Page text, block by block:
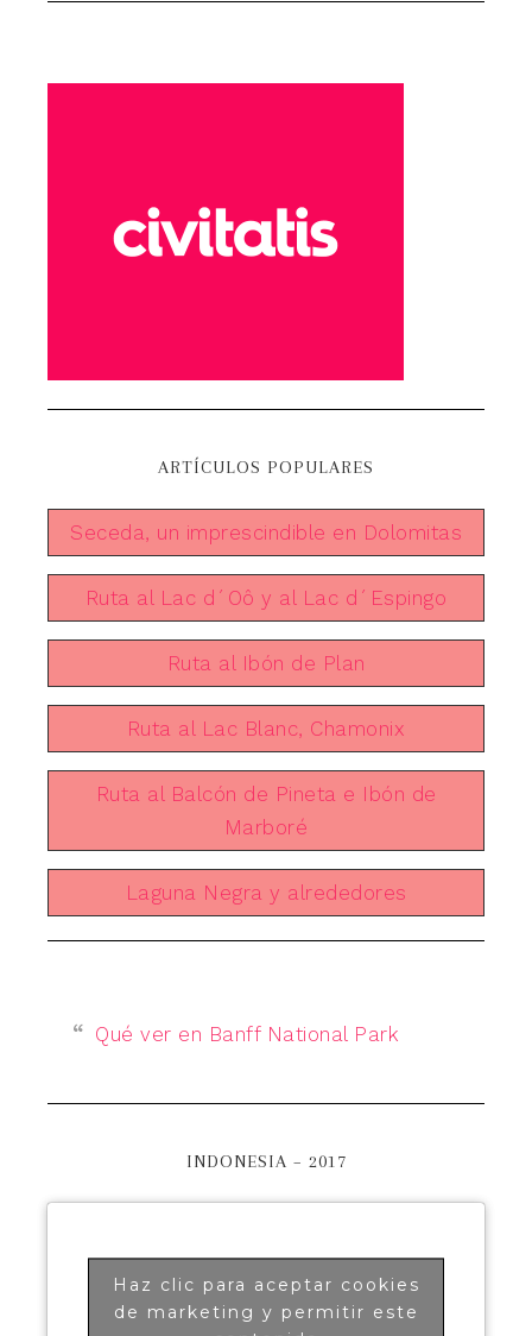
ARTÍCULOS POPULARES
Seceda, un imprescindible en Dolomitas
Ruta al Lac d´Oô y al Lac d´Espingo
Ruta al Ibón de Plan
Ruta al Lac Blanc, Chamonix
Ruta al Balcón de Pineta e Ibón de
Marboré
Laguna Negra y alrededores
Qué ver en Banff National Park
INDONESIA – 2017
Haz clic para aceptar cookies
de marketing y permitir este